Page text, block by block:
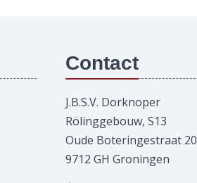
Contact
J.B.S.V. Dorknoper
Rölinggebouw, S13
Oude Boteringestraat 20
9712 GH Groningen